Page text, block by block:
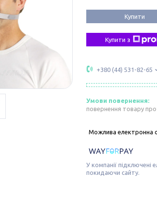
Купити
Купити з
+380 (44) 531-82-65
повернення товару
У компанії підключені
покидаючи сайту.